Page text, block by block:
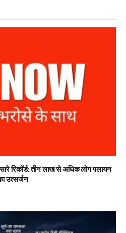
रिकॉर्ड: तीन लाख से अधिक लोग पलायन
उत्सर्जन